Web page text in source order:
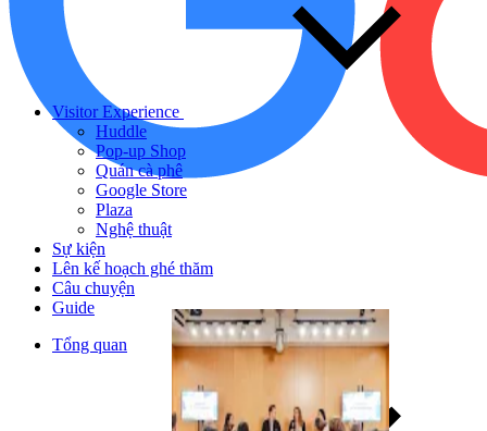
Visitor Experience
Huddle
Pop-up Shop
Quán cà phê
Google Store
Plaza
Nghệ thuật
Sự kiện
Lên kế hoạch ghé thăm
Câu chuyện
Guide
Tổng quan